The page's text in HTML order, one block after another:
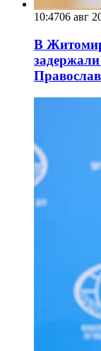
10:4706 авг
В